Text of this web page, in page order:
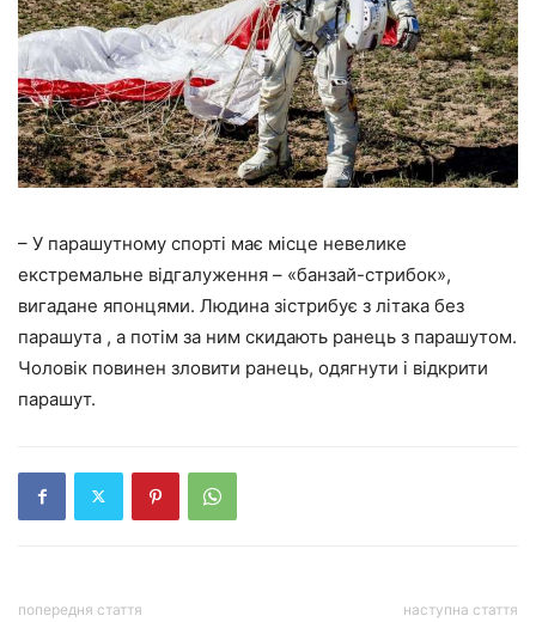
– У парашутному спорті має місце невелике
екстремальне відгалуження – «банзай-стрибок»,
вигадане японцями. Людина зістрибує з літака без
парашута , а потім за ним скидають ранець з парашутом.
Чоловік повинен зловити ранець, одягнути і відкрити
парашут.
попередня стаття наступна стаття